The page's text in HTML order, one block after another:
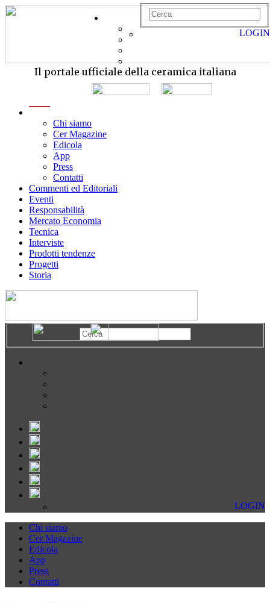
Il portale ufficiale della ceramica italiana
Chi siamo
Cer Magazine
Edicola
App
Press
Contatti
Commenti ed Editoriali
Eventi
Responsabilità
Mercato Economia
Tecnica
Interviste
Prodotti tendenze
Progetti
Storia
LOGIN
LOGIN
Chi siamo
Cer Magazine
Edicola
App
Press
Contatti